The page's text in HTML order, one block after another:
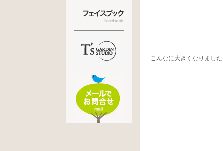
こんなに大きくなりまし